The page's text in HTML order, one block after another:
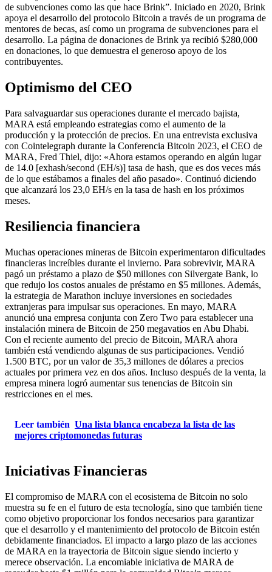
de subvenciones como las que hace Brink”. Iniciado en 2020, Brink
apoya el desarrollo del protocolo Bitcoin a través de un programa de
mentores de becas, así como un programa de subvenciones para el
desarrollo. La página de donaciones de Brink ya recibió $280,000
en donaciones, lo que demuestra el generoso apoyo de los
contribuyentes.
Optimismo del CEO
Para salvaguardar sus operaciones durante el mercado bajista,
MARA está empleando estrategias como el aumento de la
producción y la protección de precios. En una entrevista exclusiva
con Cointelegraph durante la Conferencia Bitcoin 2023, el CEO de
MARA, Fred Thiel, dijo: «Ahora estamos operando en algún lugar
de 14.0 [exhash/second (EH/s)] tasa de hash, que es dos veces más
de lo que estábamos a finales del año pasado». Continuó diciendo
que alcanzará los 23,0 EH/s en la tasa de hash en los próximos
meses.
Resiliencia financiera
Muchas operaciones mineras de Bitcoin experimentaron dificultades
financieras increíbles durante el invierno. Para sobrevivir, MARA
pagó un préstamo a plazo de $50 millones con Silvergate Bank, lo
que redujo los costos anuales de préstamo en $5 millones. Además,
la estrategia de Marathon incluye inversiones en sociedades
extranjeras para impulsar sus operaciones. En mayo, MARA
anunció una empresa conjunta con Zero Two para establecer una
instalación minera de Bitcoin de 250 megavatios en Abu Dhabi.
Con el reciente aumento del precio de Bitcoin, MARA ahora
también está vendiendo algunas de sus participaciones. Vendió
1.500 BTC, por un valor de 35,3 millones de dólares a precios
actuales por primera vez en dos años. Incluso después de la venta, la
empresa minera logró aumentar sus tenencias de Bitcoin sin
restricciones en el mes.
Leer también Una lista blanca encabeza la lista de las
mejores criptomonedas futuras
Iniciativas Financieras
El compromiso de MARA con el ecosistema de Bitcoin no solo
muestra su fe en el futuro de esta tecnología, sino que también tiene
como objetivo proporcionar los fondos necesarios para garantizar
que el desarrollo y el mantenimiento del protocolo de Bitcoin estén
debidamente financiados. El impacto a largo plazo de las acciones
de MARA en la trayectoria de Bitcoin sigue siendo incierto y
merece observación. La encomiable iniciativa de MARA de